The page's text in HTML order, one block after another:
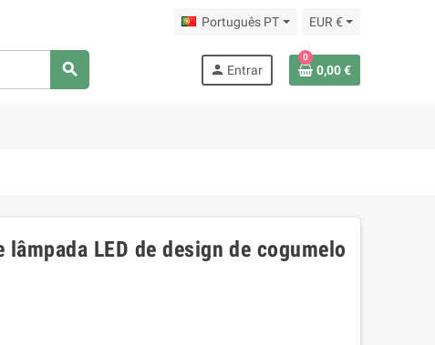
Português PT EUR €
search person Entrar
0
0,00 €
LED de design de cogumelo